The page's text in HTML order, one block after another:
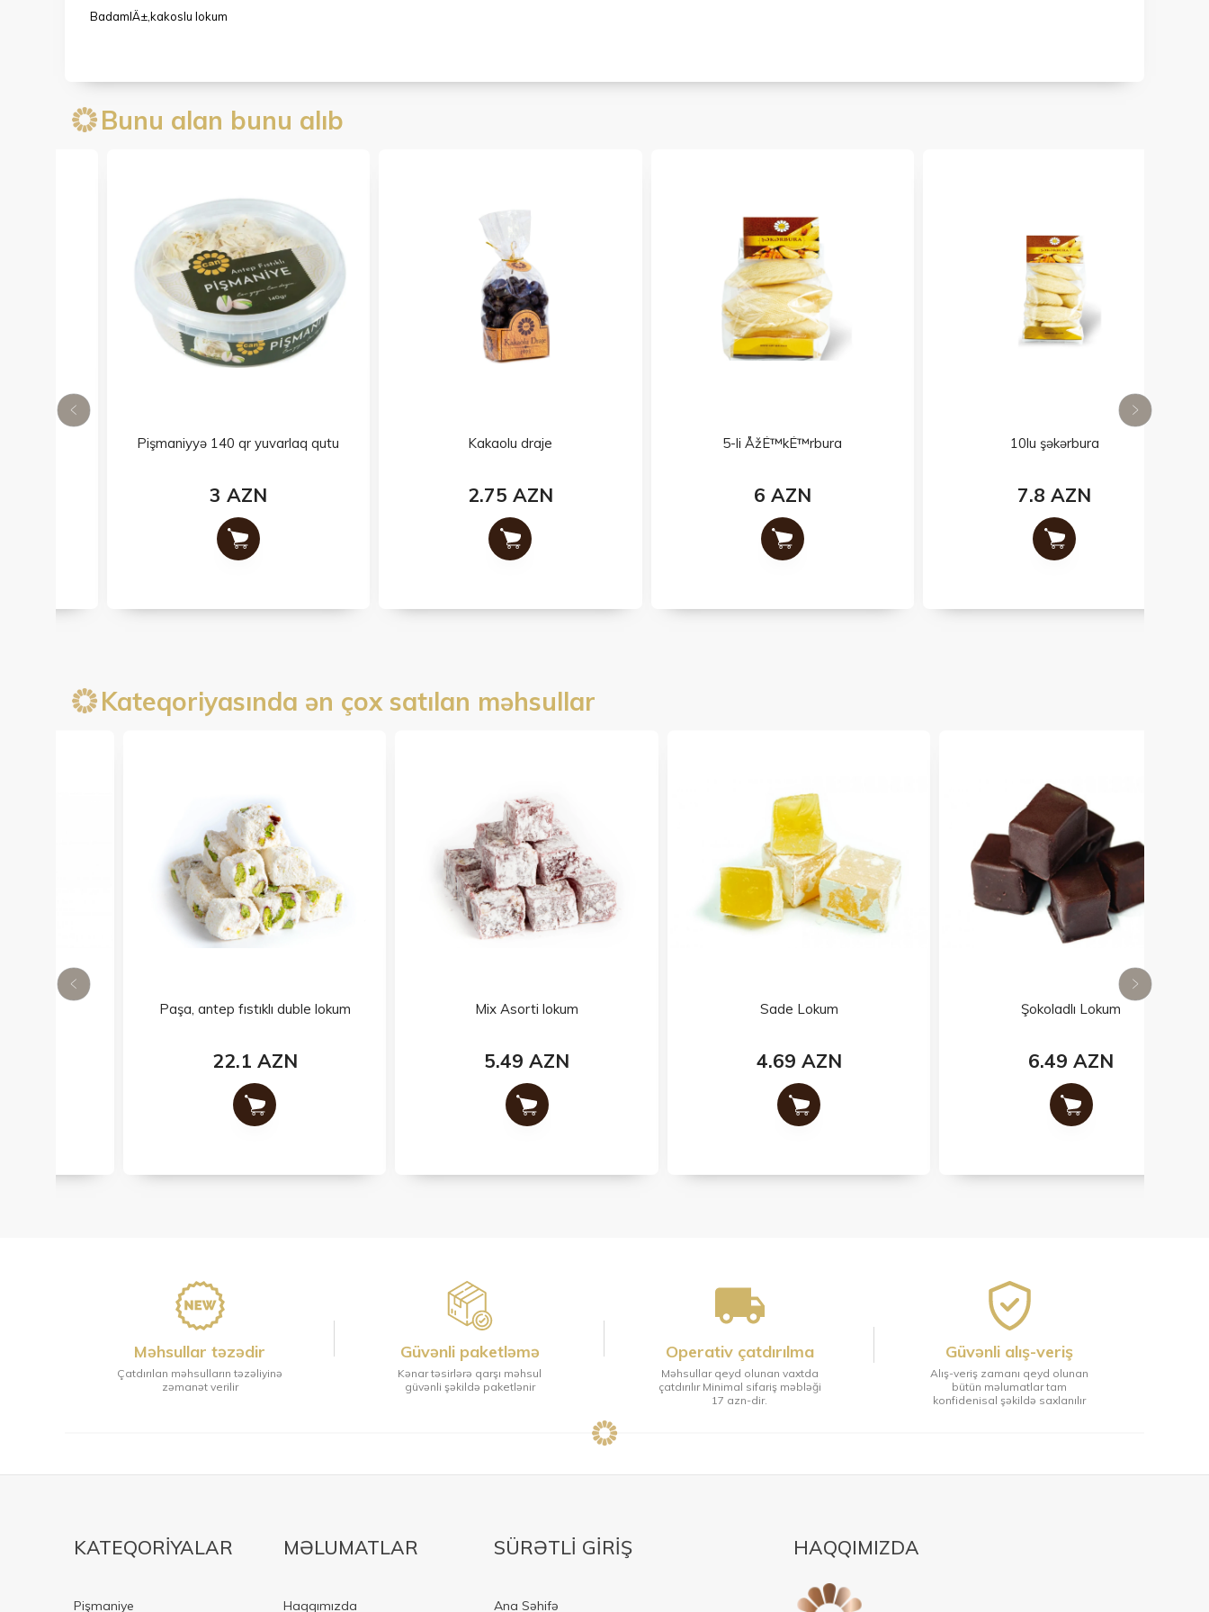
BadamlÄ±,kakoslu lokum
Bunu alan bunu alıb
Pişmaniyyə 140 qr yuvarlaq qutu
3 AZN
Kakaolu draje
2.75 AZN
5-li ÅžÉ™kÉ™rbura
6 AZN
10lu şəkərbura
7.8 AZN
Kateqoriyasında ən çox satılan məhsullar
Paşa, antep fıstıklı duble lokum
22.1 AZN
Mix Asorti lokum
5.49 AZN
Sade Lokum
4.69 AZN
Şokoladlı Lokum
6.49 AZN
Məhsullar təzədir
Çatdırılan məhsulların təzəliyinə
zəmanət verilir
Güvənli paketləmə
Kənar təsirlərə qarşı məhsul
güvənli şəkildə paketlənir
Operativ çatdırılma
Məhsullar qeyd olunan vaxtda
çatdırılır Minimal sifariş məbləği
17 azn-dir.
Güvənli alış-veriş
Alış-veriş zamanı qeyd olunan
bütün məlumatlar tam
konfidenisal şəkildə saxlanılır
KATEQORIYALAR
Pişmaniye
MƏLUMATLAR
Haqqımızda
SÜRƏTLİ GİRİŞ
Ana Səhifə
HAQQIMIZDA